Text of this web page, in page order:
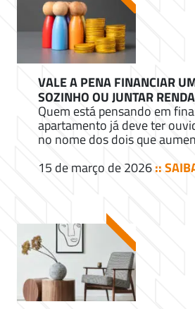
VALE A PENA FINANCIAR
SOZINHO OU JUNTAR
Quem está pensando em
apartamento já deve ter
no nome dos dois que
15 de março de 2026::